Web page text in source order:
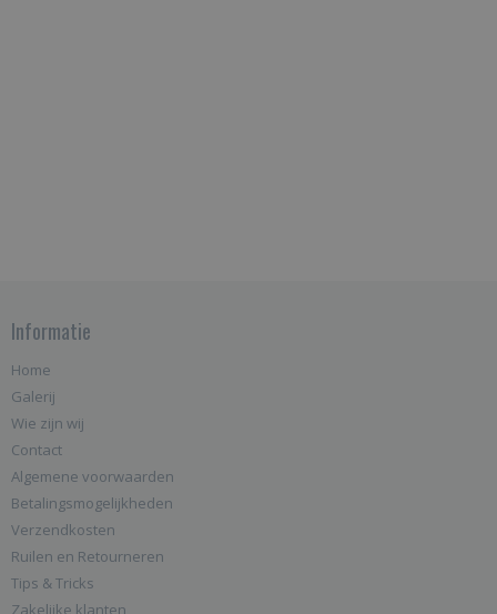
Informatie
Home
Galerij
Wie zijn wij
Contact
Algemene voorwaarden
Betalingsmogelijkheden
Verzendkosten
Ruilen en Retourneren
Tips & Tricks
Zakelijke klanten